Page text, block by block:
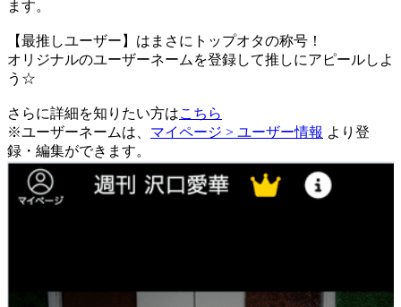
ます。
【最推しユーザー】はまさにトップオタの称号！
オリジナルのユーザーネームを登録して推しにアピールしよ
う☆
さらに詳細を知りたい方はこちら
※ユーザーネームは、 マイページ > ユーザー情報 より登
録・編集ができます。